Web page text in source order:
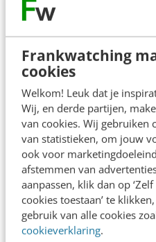
Frankwatching
cookies
Welkom! Leuk dat je
Wij, en derde partijen,
van cookies. Wij gebruiken
van statistieken, om jouw
ook voor
afstemmen van
aanpassen, klik dan op
cookies toestaan’ te
gebruik van alle cookies
cookieverklaring.
CONTENT & COMMUNICATIE
Hoor en wederhoor?
journalistiek onder
Het valt op dat de